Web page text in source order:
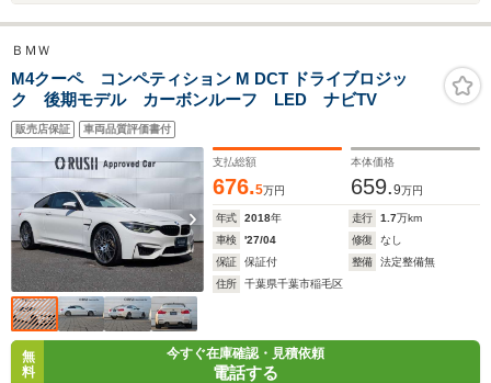
ＢＭＷ
M4クーペ コンペティション M DCT ドライブロジッ
ク 後期モデル カーボンルーフ LED ナビTV
販売店保証 車両品質評価書付
支払総額
676.5万円
本体価格
659.9万円
年式 2018年 走行 1.7万km
車検
'27/04 修復
なし
保証
保証付 整備
法定整備無
住所
千葉県千葉市稲毛区
無
料
今すぐ在庫確認・見積依頼
電話する